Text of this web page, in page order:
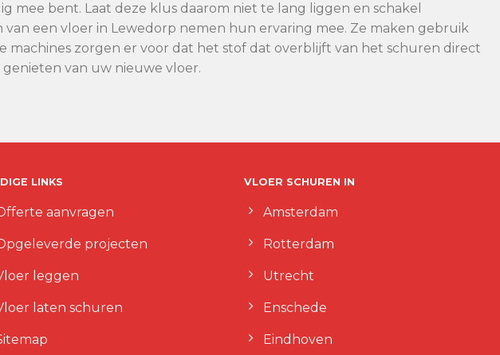
mee bent. Laat deze klus daarom niet te lang liggen en schakel
een vloer in Lewedorp nemen hun ervaring mee. Ze maken gebruik
zorgen er voor dat het stof dat overblijft van het schuren direct
van uw nieuwe vloer.
LINKS
aanvragen
projecten
leggen
laten schuren
VLOER SCHUREN IN
Amsterdam
Rotterdam
Utrecht
Enschede
Eindhoven